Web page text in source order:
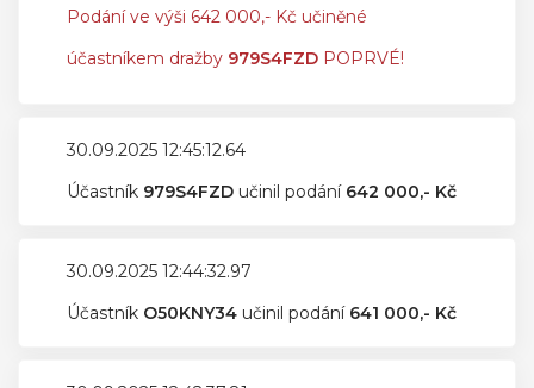
Podání ve výši 642 000,- Kč učiněné
účastníkem dražby 979S4FZD POPRVÉ!
30.09.2025 12:45:12.64
Účastník 979S4FZD učinil podání 642 000,- Kč
30.09.2025 12:44:32.97
Účastník O50KNY34 učinil podání 641 000,- Kč